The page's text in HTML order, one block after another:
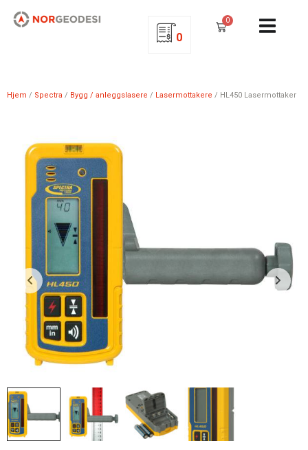
0
0
Hjem / Spectra / Bygg / anleggslasere / Lasermottakere / HL450 Lasermottaker